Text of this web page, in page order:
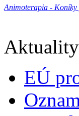
Animoterapia - Koníky
Aktuality
EÚ